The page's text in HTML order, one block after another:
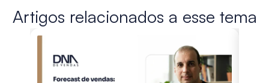
Artigos relacionados a esse tema